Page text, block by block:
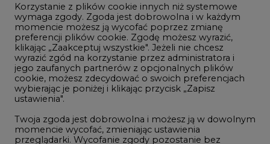
Innowacje i AI
Telekomunikacja i IT
Handel emisjami CO2
Wodór
Górnictwo
Atom
Korzystanie z plików cookie innych niż systemowe
wymaga zgody. Zgoda jest dobrowolna i w każdym
momencie możesz ją wycofać poprzez zmianę
preferencji plików cookie. Zgodę możesz wyrazić,
klikając „Zaakceptuj wszystkie". Jeżeli nie chcesz
wyrazić zgód na korzystanie przez administratora i
jego zaufanych partnerów z opcjonalnych plików
cookie, możesz zdecydować o swoich preferencjach
wybierając je poniżej i klikając przycisk „Zapisz
ustawienia".
Twoja zgoda jest dobrowolna i możesz ją w dowolnym
momencie wycofać, zmieniając ustawienia
przeglądarki. Wycofanie zgody pozostanie bez